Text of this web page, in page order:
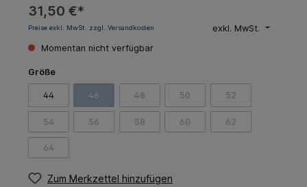
31,50 €*
exkl. MwSt.
Preise exkl. MwSt. zzgl. Versandkosten
Momentan nicht verfügbar
Größe
44 46 48 50 52
54 56 58 60 62
64
Zum Merkzettel hinzufügen